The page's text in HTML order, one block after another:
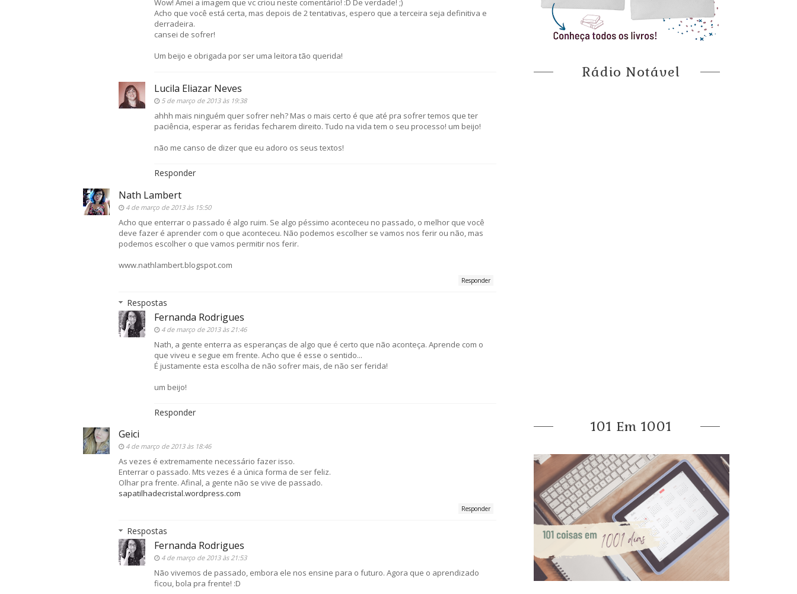
Acho que você está certa, mas depois de 2 tentativas, espero que a terceira seja definitiva e
derradeira.
cansei de sofrer!
Um beijo e obrigada por ser uma leitora tão querida!
Lucila Eliazar Neves
5 de março de 2013 às 19:38
ahhh mais ninguém quer sofrer neh? Mas o mais certo é que até pra sofrer temos que ter
paciência, esperar as feridas fecharem direito. Tudo na vida tem o seu processo! um beijo!
não me canso de dizer que eu adoro os seus textos!
Responder
Nath Lambert
4 de março de 2013 às 15:50
Acho que enterrar o passado é algo ruim. Se algo péssimo aconteceu no passado, o melhor que você
deve fazer é aprender com o que aconteceu. Não podemos escolher se vamos nos ferir ou não, mas
podemos escolher o que vamos permitir nos ferir.
www.nathlambert.blogspot.com
Responder
Respostas
Fernanda Rodrigues
4 de março de 2013 às 21:46
Nath, a gente enterra as esperanças de algo que é certo que não aconteça. Aprende com o
que viveu e segue em frente. Acho que é esse o sentido...
É justamente esta escolha de não sofrer mais, de não ser ferida!
um beijo!
Responder
Geici
4 de março de 2013 às 18:46
As vezes é extremamente necessário fazer isso.
Enterrar o passado. Mts vezes é a única forma de ser feliz.
Olhar pra frente. Afinal, a gente não se vive de passado.
sapatilhadecristal.wordpress.com
Responder
Respostas
Fernanda Rodrigues
4 de março de 2013 às 21:53
Não vivemos de passado, embora ele nos ensine para o futuro. Agora que o aprendizado
ficou, bola pra frente! :D
Rádio Notável
101 Em 1001